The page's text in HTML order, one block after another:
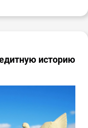
историю